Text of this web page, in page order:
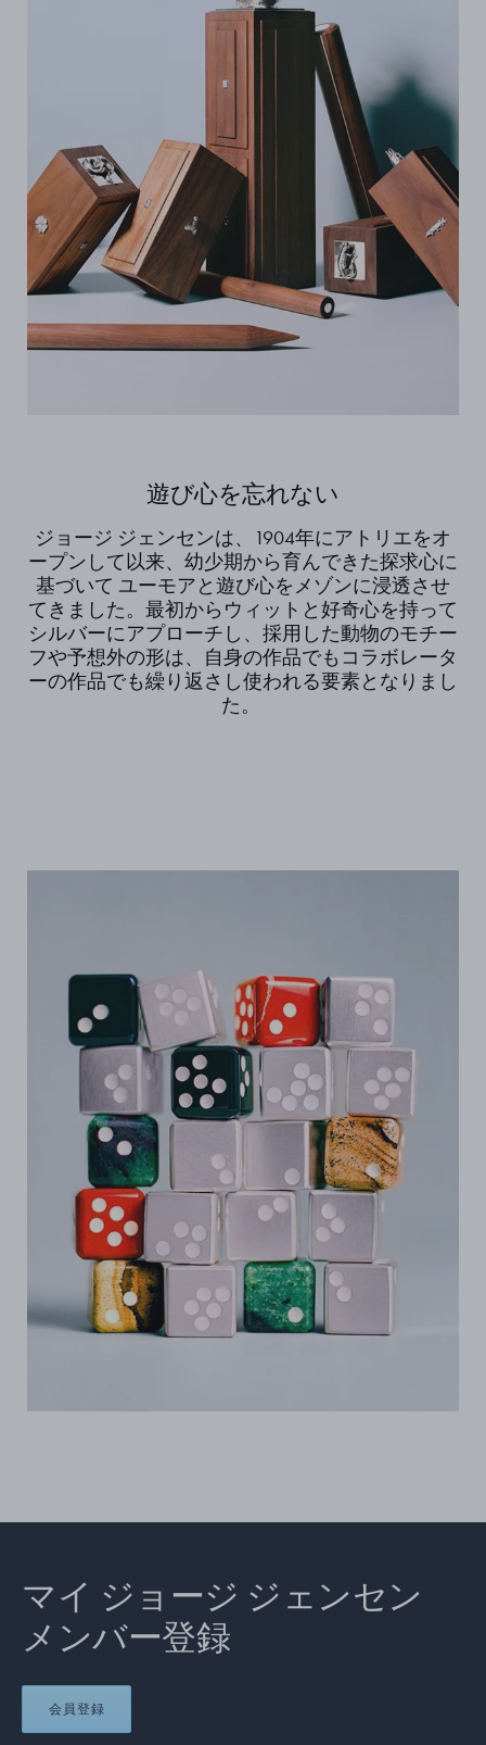
遊び心を忘れない
ジョージ ジェンセンは、1904年にアトリエをオ
ープンして以来、幼少期から育んできた探求心に
基づいて ユーモアと遊び心をメゾンに浸透させ
てきました。最初からウィットと好奇心を持って
シルバーにアプローチし、採用した動物のモチー
フや予想外の形は、自身の作品でもコラボレータ
ーの作品でも繰り返さし使われる要素となりまし
た。
マイ ジョージ ジェンセン
メンバー登録
会員登録